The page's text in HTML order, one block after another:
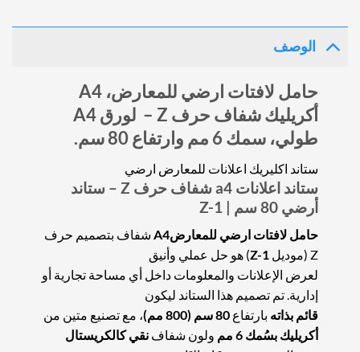
الوصف
حامل لافتات ارضي للمعارض، A4
أكريليك شفاف حرف Z – لورق A4
طولي، سمك 6 مم وارتفاع 80 سم.
ستاند اكليريك اعلانات للمعارض ارضي
ستاند اعلانات a4 شفاف حرف Z – ستاند
أرضي 80سم | Z-1
حامل لافتات ارضي للمعارضA4
شفاف بتصميم حرف
Z (موديل
Z-1) هو حل عملي وأنيق
لعرض الإعلانات والمعلومات داخل أي مساحة تجارية أو
إدارية. تم تصميم هذا الستاند ليكون
قائم بذاته بارتفاع 80 سم (800 مم)
، مع تصنيع متين من
أكريليك بسُمك 6 مم
ولون شفاف نقي كالكريستال